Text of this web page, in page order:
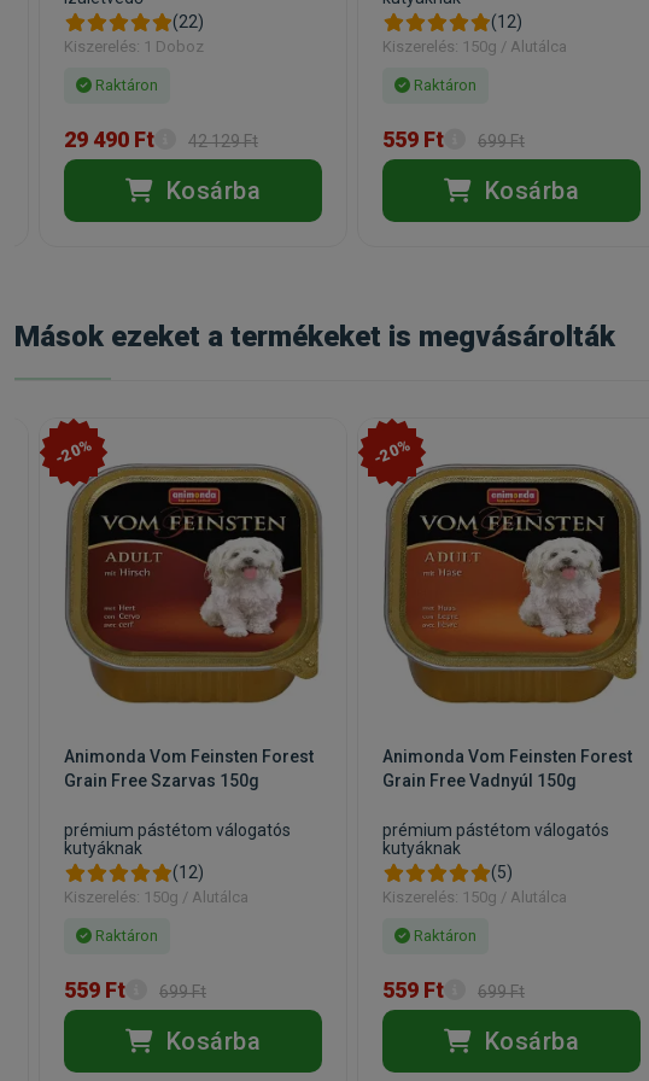
(22)
Kiszerelés: 1 Doboz
Raktáron
29 490 Ft 42 129 Ft
Kosárba
(12)
Kiszerelés: 150g / Alutálca
Raktáron
559 Ft 699 Ft
Kosárba
Mások ezeket a termékeket is megvásárolták
-20%
Animonda Vom Feinsten Forest
Grain Free Szarvas 150g
prémium pástétom válogatós
kutyáknak
(12)
Kiszerelés: 150g / Alutálca
Raktáron
559 Ft 699 Ft
Kosárba
-20%
Animonda Vom Feinsten Forest
Grain Free Vadnyúl 150g
prémium pástétom válogatós
kutyáknak
(5)
Kiszerelés: 150g / Alutálca
Raktáron
559 Ft 699 Ft
Kosárba